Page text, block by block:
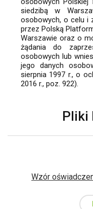
siedzibą w
osobowych, o celu i
przez Polską
Warszawie oraz o
żądania do
osobowych lub
jego danych
sierpnia 1997 r., o
2016 r., poz. 922).
Pliki
Wzór